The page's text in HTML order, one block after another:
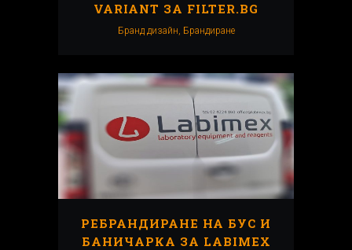
VARIANT ЗА FILTER.BG
Бранд дизайн, Брандиранe
РЕБРАНДИРАНЕ НА БУС И
БАНИЧАРКА ЗА LABIMEX